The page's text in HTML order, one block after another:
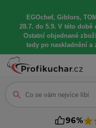
EGOchef, Giblors,
28.7. do 5.9. V této době
Ostatní objednané
tedy po naskladnění a
96%